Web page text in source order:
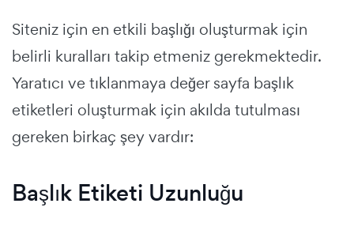
Siteniz için en etkili başlığı oluşturmak için
belirli kuralları takip etmeniz gerekmektedir.
Yaratıcı ve tıklanmaya değer sayfa başlık
etiketleri oluşturmak için akılda tutulması
gereken birkaç şey vardır:
Başlık Etiketi Uzunluğu